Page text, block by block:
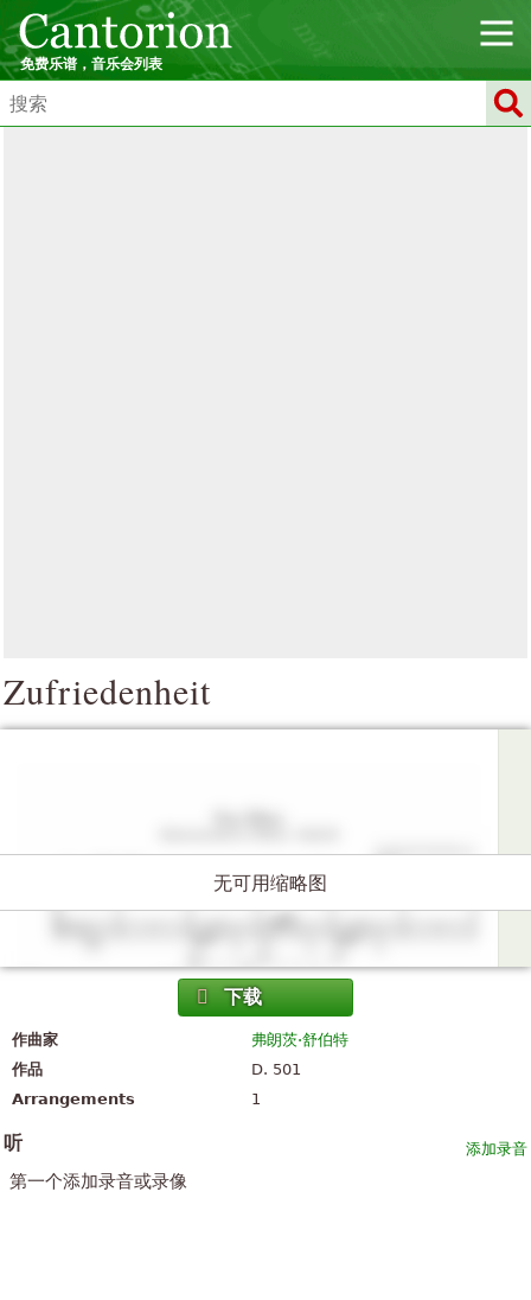
免费乐谱，音乐会列表
Zufriedenheit
无可用缩略图
下载
作曲家
弗朗茨·舒伯特
作品
D. 501
Arrangements
1
添加录音
听
第一个添加录音或录像